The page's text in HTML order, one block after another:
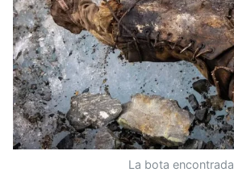
La bota encontrada